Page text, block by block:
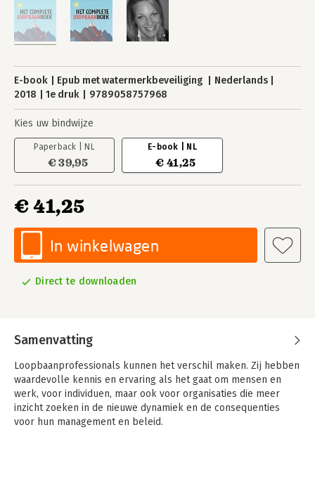
E-book Epub met watermerkbeveiliging
Nederlands
2018
1e druk 9789058757968
Kies uw bindwijze
Paperback | NL
€ 39,95
E-book | NL
€ 41,25
€ 41,25
In winkelwagen
Direct te downloaden
Samenvatting
Loopbaanprofessionals kunnen het verschil maken. Zij hebben
waardevolle kennis en ervaring als het gaat om mensen en
werk, voor individuen, maar ook voor organisaties die meer
inzicht zoeken in de nieuwe dynamiek en de consequenties
voor hun management en beleid.